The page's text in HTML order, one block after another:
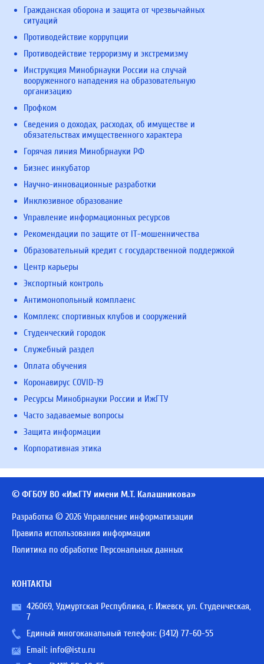
Гражданская оборона и защита от чрезвычайных
ситуаций
Противодействие коррупции
Противодействие терроризму и экстремизму
Инструкция Минобрнауки России на случай
вооруженного нападения на образовательную
организацию
Профком
Сведения о доходах, расходах, об имуществе и
обязательствах имущественного характера
Горячая линия Минобрнауки РФ
Бизнес инкубатор
Научно-инновационные разработки
Инклюзивное образование
Управление информационных ресурсов
Рекомендации по защите от IT-мошенничества
Образовательный кредит с государственной поддержкой
Центр карьеры
Экспортный контроль
Антимонопольный комплаенс
Комплекс спортивных клубов и сооружений
Студенческий городок
Служебный раздел
Оплата обучения
Коронавирус COVID-19
Ресурсы Минобрнауки России и ИжГТУ
Часто задаваемые вопросы
Защита информации
Корпоративная этика
© ФГБОУ ВО «ИжГТУ имени М.Т. Калашникова»
Разработка © 2026 Управление информатизации
Правила использования информации
Политика по обработке Персональных данных
КОНТАКТЫ
426069, Удмуртская Республика, г. Ижевск, ул. Студенческая,
7
Единый многоканальный телефон: (3412) 77-60-55
Email: info@istu.ru